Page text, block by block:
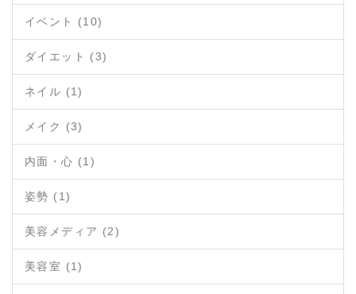
イベント (10)
ダイエット (3)
ネイル (1)
メイク (3)
内面・心 (1)
姿勢 (1)
美容メディア (2)
美容室 (1)